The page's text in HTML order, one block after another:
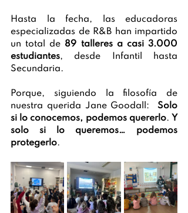
Hasta la fecha, las educadoras
especializadas de R&B han impartido
un total de 89 talleres a casi 3.000
estudiantes, desde Infantil hasta
Secundaria.
Porque, siguiendo la filosofía de
nuestra querida Jane Goodall: Solo
si lo conocemos, podemos quererlo. Y
solo si lo queremos… podemos
protegerlo.